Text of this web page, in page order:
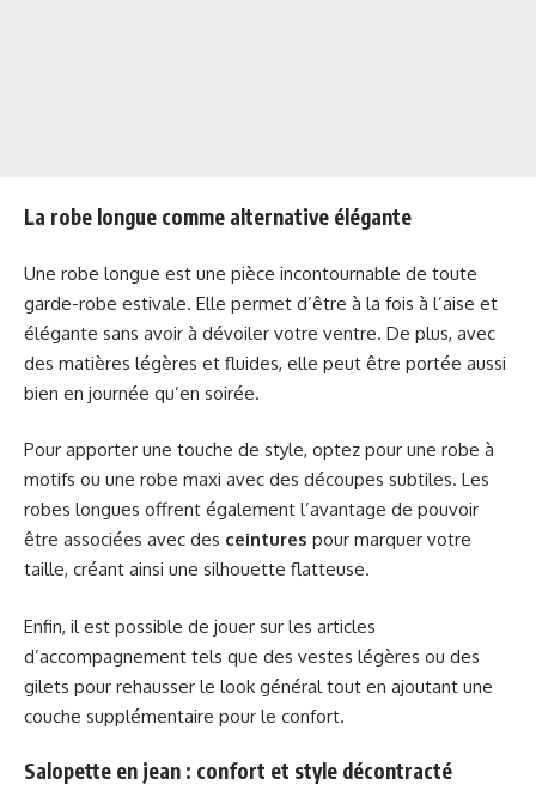
La robe longue comme alternative élégante
Une robe longue est une pièce incontournable de toute
garde-robe estivale. Elle permet d’être à la fois à l’aise et
élégante sans avoir à dévoiler votre ventre. De plus, avec
des matières légères et fluides, elle peut être portée aussi
bien en journée qu’en soirée.
Pour apporter une touche de style, optez pour une robe à
motifs ou une robe maxi avec des découpes subtiles. Les
robes longues offrent également l’avantage de pouvoir
être associées avec des ceintures pour marquer votre
taille, créant ainsi une silhouette flatteuse.
Enfin, il est possible de jouer sur les articles
d’accompagnement tels que des vestes légères ou des
gilets pour rehausser le look général tout en ajoutant une
couche supplémentaire pour le confort.
Salopette en jean : confort et style décontracté